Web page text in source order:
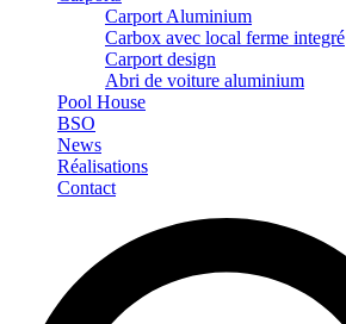
Carport Aluminium
Carbox avec local ferme integré
Carport design
Abri de voiture aluminium
Pool House
BSO
News
Réalisations
Contact